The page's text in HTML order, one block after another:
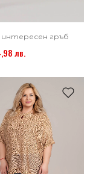
интересен гръб
лв.